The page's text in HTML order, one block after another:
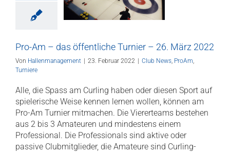
Turniere
Pro-Am – das öffentliche Turnier – 26. März 2022
Von Hallenmanagement 23. Februar 2022 Club News, ProAm,
Turniere
Alle, die Spass am Curling haben oder diesen Sport auf
spielerische Weise kennen lernen wollen, können am
Pro-Am Turnier mitmachen. Die Viererteams bestehen
aus 2 bis 3 Amateuren und mindestens einem
Professional. Die Professionals sind aktive oder
passive Clubmitglieder, die Amateure sind Curling-